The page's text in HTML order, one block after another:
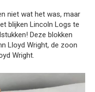
niet wat het was, maar
blijken Lincoln Logs te
Deze blokken
Lloyd Wright, de zoon
Wright.